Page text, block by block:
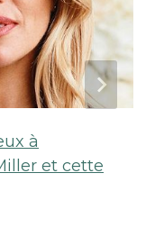
à
et cette